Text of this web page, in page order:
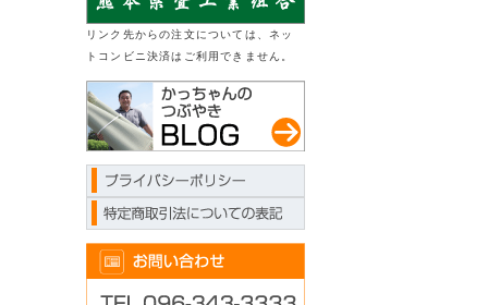
リンク先からの注文については、ネッ
トコンビニ決済はご利用できません。